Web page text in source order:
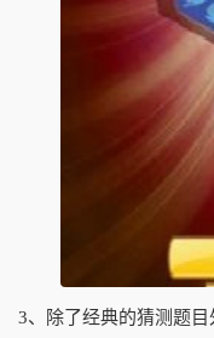
3、除了经典的猜测题